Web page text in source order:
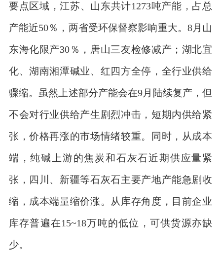
要点区域，江苏、山东共计1273吨产能，占总
产能近50％，两省受环保督察影响重大。8月山
东海化限产30％，唐山三友检修减产；湖北宜
化、湖南湘潭碱业、红四方全停，全行业供给
骤缩。虽然上述部分产能会在9月陆续复产，但
不会对行业供给产生剧烈冲击，短期内供给紧
张，价格再涨的市场情绪较重。同时，从成本
端，纯碱上游的焦炭和石灰石近期供应量紧
张，四川、新疆等石灰石主要产地产能急剧收
缩，成本端量缩价涨。从库存角度，目前企业
库存普遍在15~18万吨的低位，可供货源亦缺
少。